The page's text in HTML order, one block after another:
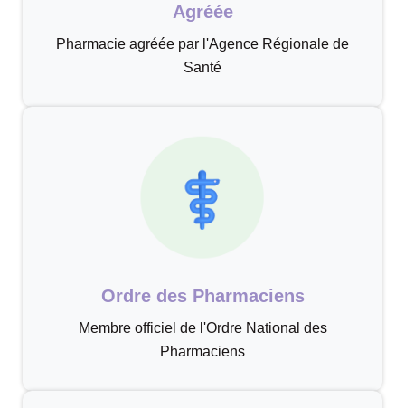
Agréée
Pharmacie agréée par l'Agence Régionale de
Santé
Ordre des Pharmaciens
Membre officiel de l'Ordre National des
Pharmaciens